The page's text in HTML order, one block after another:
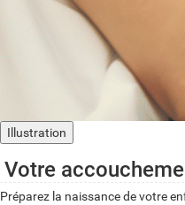
Illustration
Votre
Préparez la naissance de votre